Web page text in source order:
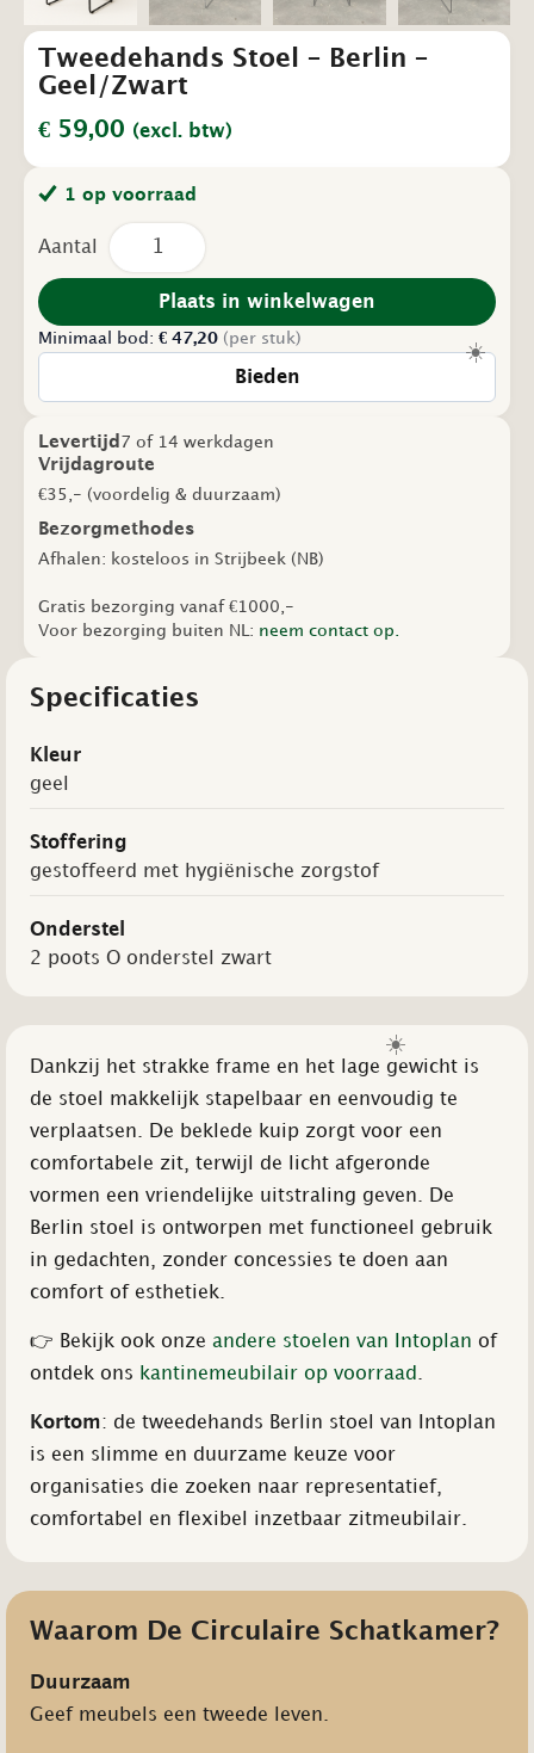
Tweedehands Stoel – Berlin –
Geel/Zwart
€ 59,00 (excl. btw)
1 op voorraad
Tweedehands
Stoel
–
Berlin
Geel/Zwart
Plaats in winkelwagen
Minimaal bod: € 47,20 (per stuk)
Bieden
Levertijd 7 of 14 werkdagen
Vrijdagroute
€35,- (voordelig & duurzaam)
Bezorgmethodes
Afhalen: kosteloos in Strijbeek (NB)
Gratis bezorging vanaf €1000,-
Voor bezorging buiten NL: neem contact op.
Specificaties
Kleur
geel
Stoffering
gestoffeerd met hygiënische zorgstof
Onderstel
2 poots O onderstel zwart
Dankzij het strakke frame en het lage gewicht is
de stoel makkelijk stapelbaar en eenvoudig te
verplaatsen. De beklede kuip zorgt voor een
comfortabele zit, terwijl de licht afgeronde
vormen een vriendelijke uitstraling geven. De
Berlin stoel is ontworpen met functioneel gebruik
in gedachten, zonder concessies te doen aan
comfort of esthetiek.
👉 Bekijk ook onze andere stoelen van Intoplan of
ontdek ons kantinemeubilair op voorraad
Kortom: de tweedehands Berlin stoel van Intoplan
is een slimme en duurzame keuze voor
organisaties die zoeken naar representatief,
comfortabel en flexibel inzetbaar zitmeubilair.
Waarom De Circulaire Schatkamer?
Duurzaam
Geef meubels een tweede leven.
☀️
☀️